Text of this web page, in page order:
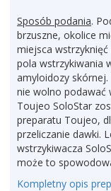
Sposób podania.
brzuszne, okolice
miejsca
pola wstrzykiwania
amyloidozy
nie wolno podawać
Toujeo SoloStar
preparatu Toujeo,
przeliczanie dawki.
wstrzykiwacza
może to
Kompletny opis